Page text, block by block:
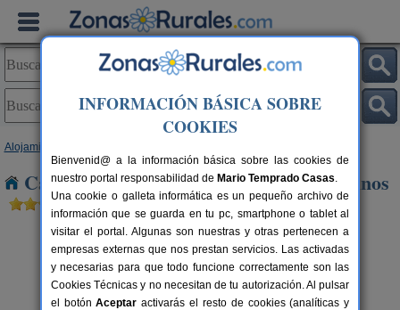
Alojamientos
Casas Rurales cerca de Casas de Los Pinos
INFORMACIÓN BÁSICA SOBRE
COOKIES
Bienvenid@ a la información básica sobre las cookies de
nuestro portal responsabilidad de Mario Temprado Casas.
Una cookie o galleta informática es un pequeño archivo de
información que se guarda en tu pc, smartphone o tablet al
visitar el portal. Algunas son nuestras y otras pertenecen a
empresas externas que nos prestan servicios. Las activadas
y necesarias para que todo funcione correctamente son las
Cookies Técnicas y no necesitan de tu autorización. Al pulsar
el botónAceptar activarás el resto de cookies (analíticas y